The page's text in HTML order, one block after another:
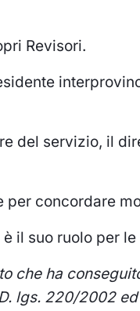
Revisori.
del servizio, il
per concordare
il suo ruolo per
che ha
lgs. 220/2002